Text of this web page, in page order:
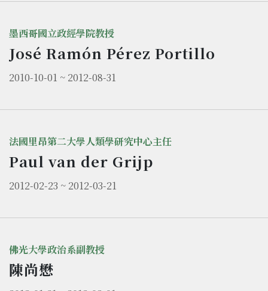
墨西哥國立政經學院教授
José Ramón Pérez Portillo
2010-10-01 ~ 2012-08-31
法國里昂第二大學人類學研究中心主任
Paul van der Grijp
2012-02-23 ~ 2012-03-21
佛光大學政治系副教授
陳尚懋